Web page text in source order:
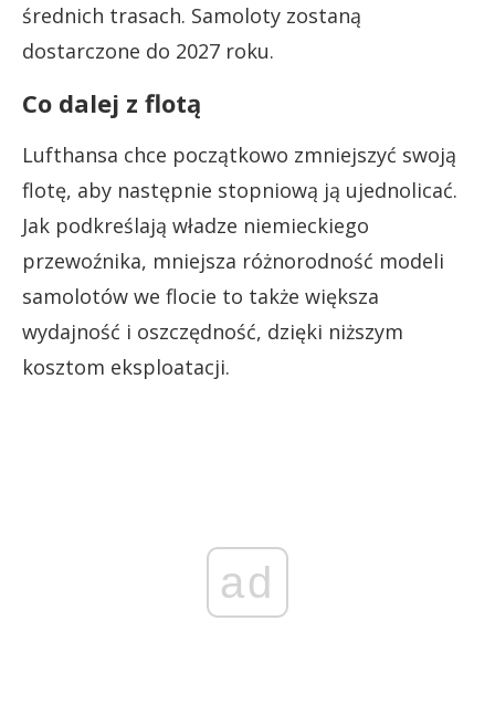
średnich trasach. Samoloty zostaną
dostarczone do 2027 roku.
Co dalej z flotą
Lufthansa chce początkowo zmniejszyć swoją
flotę, aby następnie stopniową ją ujednolicać.
Jak podkreślają władze niemieckiego
przewoźnika, mniejsza różnorodność modeli
samolotów we flocie to także większa
wydajność i oszczędność, dzięki niższym
kosztom eksploatacji.
ad